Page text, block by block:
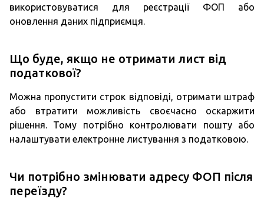
використовуватися для реєстрації ФОП або
оновлення даних підприємця.
Що буде, якщо не отримати лист від
податкової?
Можна пропустити строк відповіді, отримати штраф
або втратити можливість своєчасно оскаржити
рішення. Тому потрібно контролювати пошту або
налаштувати електронне листування з податковою.
Чи потрібно змінювати адресу ФОП після
переїзду?